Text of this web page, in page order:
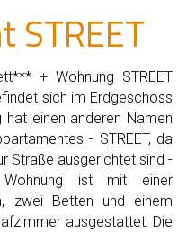
STREET
+ Wohnung STREET
sich im Erdgeschoss
hat einen anderen Namen
- STREET, da
Straße ausgerichtet sind -
ist mit einer
zwei Betten und einem
ausgestattet. Die